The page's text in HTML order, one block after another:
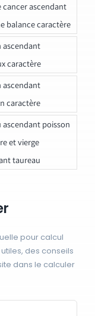
cancer ascendant
balance caractère
ascendant
caractère
ascendant
caractère
ascendant poisson
et vierge
taureau
pour calcul
des conseils
dans le calculer